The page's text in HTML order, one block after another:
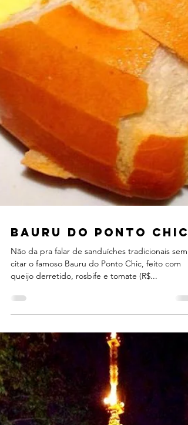
BAURU DO PONTO CHIC
Não da pra falar de sanduíches tradicionais sem
citar o famoso Bauru do Ponto Chic, feito com
queijo derretido, rosbife e tomate (R$...